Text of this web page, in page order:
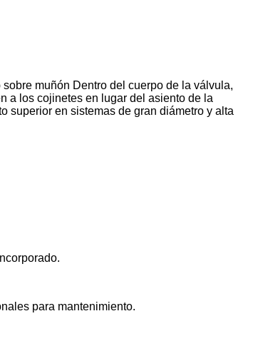
sobre muñón Dentro del cuerpo de la válvula,
a los cojinetes en lugar del asiento de la
superior en sistemas de gran diámetro y alta
para mantenimiento.